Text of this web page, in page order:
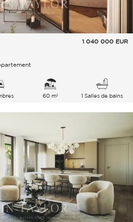
1 040 000 EUR
60 m² 1 Salles de bains